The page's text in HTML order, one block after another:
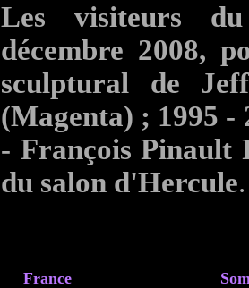
Les visiteurs
décembre 2008,
sculptural de
(Magenta) ; 1995 -
- François Pinault
du salon d'Hercule.
France